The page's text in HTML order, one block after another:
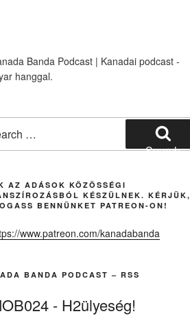
Search
AZ ADÁSOK KÖZÖSSÉGI
KÉSZÜLNEK. KÉRJÜK,
BENNÜNKET PATREON-ON!
BANDA PODCAST – RSS
- H2ülyeség!